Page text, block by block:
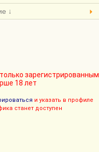
↓
зарегистрированным
18 лет
и указать в профиле
станет доступен